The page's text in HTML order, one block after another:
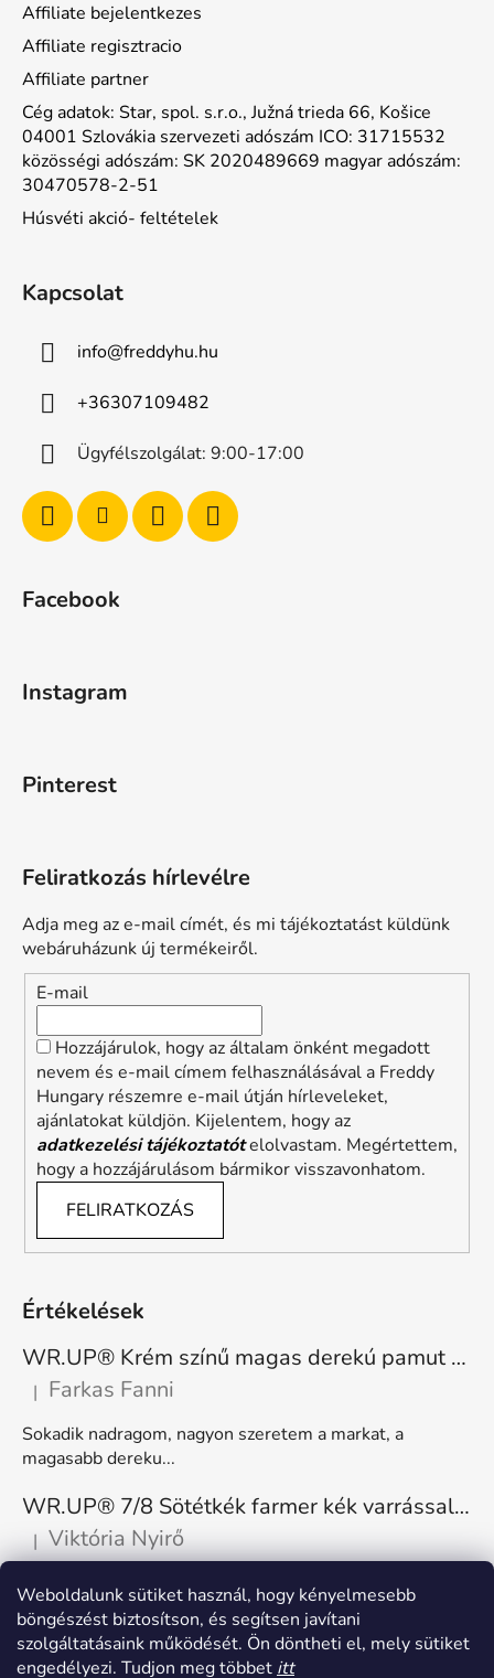
Weboldalunk sütiket használ, hogy kényelmesebb
böngészést biztosítson, és segítsen javítani
szolgáltatásaink működését. Ön döntheti el, mely sütiket
engedélyezi. Tudjon meg többet itt
Affiliate bejelentkezes
Affiliate regisztracio
Affiliate partner
Cég adatok: Star, spol. s.r.o., Južná trieda 66, Košice
04001 Szlovákia szervezeti adószám ICO: 31715532
közösségi adószám: SK 2020489669 magyar adószám:
30470578-2-51
Húsvéti akció- feltételek
Kapcsolat
info@freddyhu.hu
+36307109482
Ügyfélszolgálat: 9:00-17:00
Facebook
Instagram
Pinterest
Feliratkozás hírlevélre
Adja meg az e-mail címét, és mi tájékoztatást küldünk
webáruházunk új termékeiről.
E-mail
Hozzájárulok, hogy az általam önként megadott
nevem és e-mail címem felhasználásával a Freddy
Hungary részemre e-mail útján hírleveleket,
ajánlatokat küldjön. Kijelentem, hogy az
adatkezelési tájékoztatótelolvastam. Megértettem,
hogy a hozzájárulásom bármikor visszavonhatom.
FELIRATKOZÁS
Értékelések
WR.UP® Krém színű magas derekú pamut nadrág RE(MOVE) WRUP1HC001ORG, Z40
A termék értékelése 5-ből 5 csillag.
| Farkas Fanni
Sokadik nadragom, nagyon szeretem a markat, a
magasabb dereku...
WR.UP® 7/8 Sötétkék farmer kék varrással, superskinny RE(MOVE) WRUP4RC002ORG, J0B
A termék értékelése 5-ből 5 csillag.
| Viktória Nyirő
Nagyon kényelmes, rugalmas. Méretnek megfelelő.